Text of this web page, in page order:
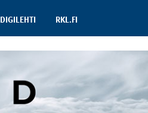
DIGILEHTI RKL.FI